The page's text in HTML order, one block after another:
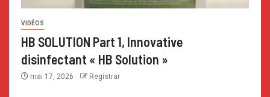
VIDÉOS
HB SOLUTION Part 1, Innovative
disinfectant « HB Solution »
mai 17, 2026 Registrar